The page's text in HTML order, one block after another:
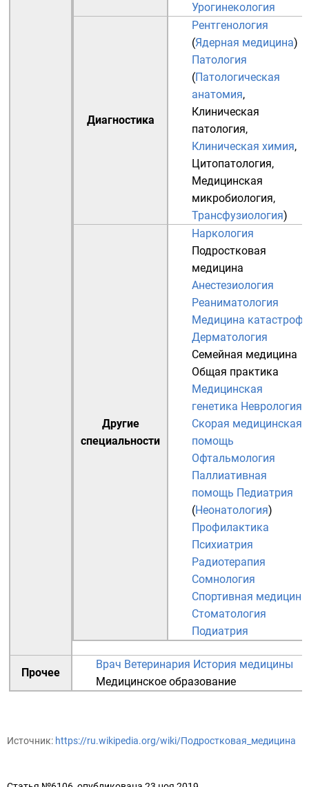
Урогинекология
Диагностика
Рентгенология
(Ядерная медицина)
Патология
(Патологическая
анатомия,
Клиническая
патология,
Клиническая химия,
Цитопатология,
Медицинская
микробиология,
Трансфузиология)
Другие
специальности
Наркология
Подростковая
медицина
Анестезиология
Реаниматология
Медицина катастроф
Дерматология
Семейная медицина
Общая практика
Медицинская
генетика Неврология
Скорая медицинская
помощь
Офтальмология
Паллиативная
помощь Педиатрия
(Неонатология)
Профилактика
Психиатрия
Радиотерапия
Сомнология
Спортивная медицина
Стоматология
Подиатрия
Прочее
Врач Ветеринария История медицины
Медицинское образование
Источник: https://ru.wikipedia.org/wiki/Подростковая_медицина